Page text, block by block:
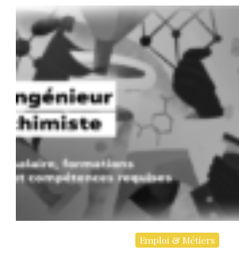
Emploi & Métiers